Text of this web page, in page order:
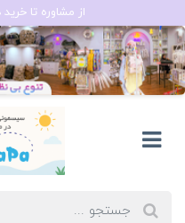
از مشاوره تا